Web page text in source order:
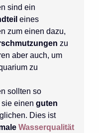
sind ein
eines
zum einen dazu,
zu
aber auch, um
zu
sollten so
sie einen guten
Dies ist
Wasserqualität